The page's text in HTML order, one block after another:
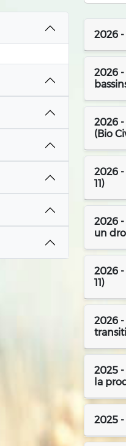
2026 -
2026
2026 -
(Bio
2026 -
11)
2026
un
2026 -
11)
2026 -
2025
la
2025 -